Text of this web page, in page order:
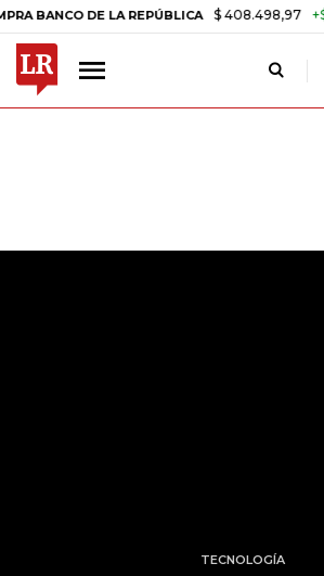
DE LA REPÚBLICA $ 408.498,97 +$ 8.753,81
TECNOLOGÍA